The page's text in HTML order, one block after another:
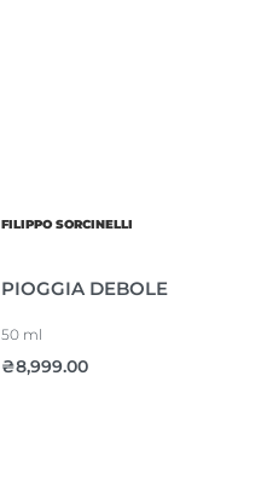
FILIPPO SORCINELLI
PIOGGIA DEBOLE
50 ml
₴8,999.00